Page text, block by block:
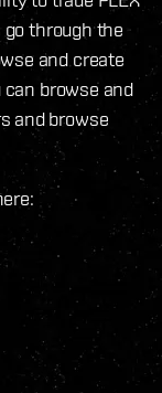
through the
and create
can browse and
and browse